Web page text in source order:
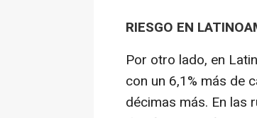
RIESGO EN
Por otro lado, en
con un 6,1% más de
décimas más. En las